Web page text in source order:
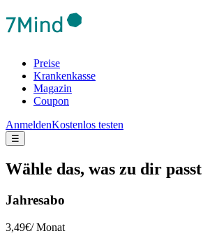
Preise
Krankenkasse
Magazin
Coupon
AnmeldenKostenlos testen
☰
Wähle das, was zu dir passt
Jahresabo
3,49€/ Monat